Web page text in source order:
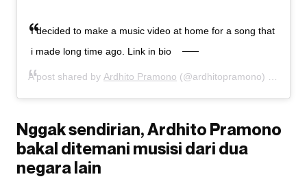
I decided to make a music video at home for a song that
i made long time ago. Link in bio
A post shared by Ardhito Pramono (@ardhitopramono) on
Nggak sendirian, Ardhito Pramono
bakal ditemani musisi dari dua
negara lain